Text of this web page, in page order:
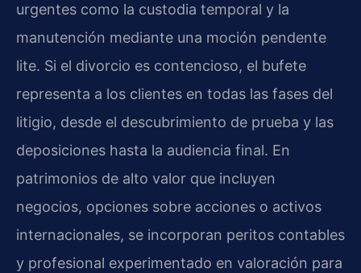
urgentes como la custodia temporal y la
manutención mediante una moción pendente
lite. Si el divorcio es contencioso, el bufete
representa a los clientes en todas las fases del
litigio, desde el descubrimiento de prueba y las
deposiciones hasta la audiencia final. En
patrimonios de alto valor que incluyen
negocios, opciones sobre acciones o activos
internacionales, se incorporan peritos contables
y profesional experimentado en valoración para